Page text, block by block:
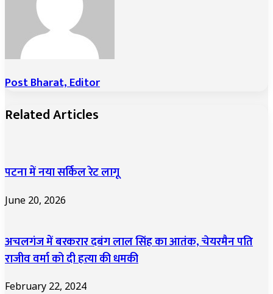
Post Bharat, Editor
Related Articles
पटना में नया सर्किल रेट लागू
June 20, 2026
अचलगंज में बरकरार दबंग लाल सिंह का आतंक, चेयरमैन पति
राजीव वर्मा को दी हत्या की धमकी
February 22, 2024